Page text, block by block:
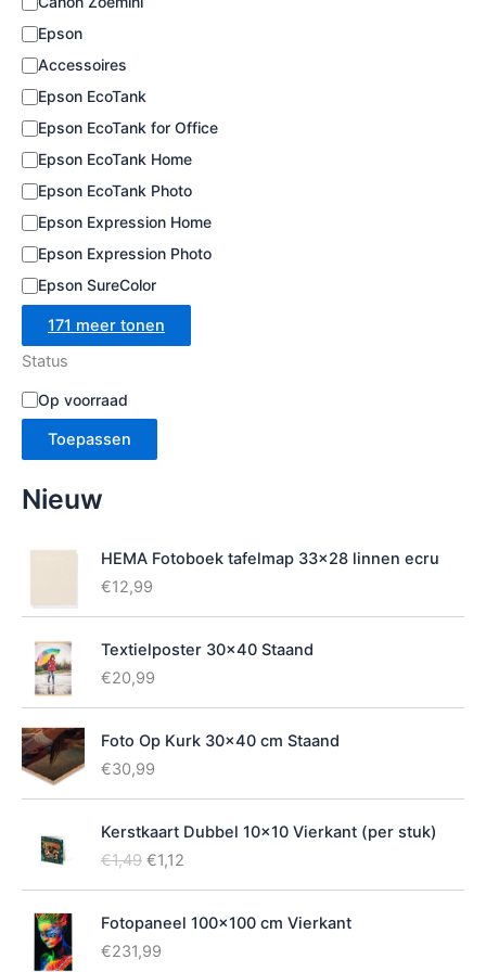
e
Epson
Accessoires
Epson EcoTank
Epson EcoTank for Office
Epson EcoTank Home
Epson EcoTank Photo
Epson Expression Home
Epson Expression Photo
Epson SureColor
171 meer tonen
Status
B
e
c
i
r
Op voorraad
Toepassen
Nieuw
HEMA Fotoboek tafelmap 33x28 linnen ecru
€12,99
Textielposter 30x40 Staand
€20,99
Foto Op Kurk 30x40 cm Staand
€30,99
Kerstkaart Dubbel 10x10 Vierkant (per stuk)
€1,49 O
s
p
€1,12H
d
Fotopaneel 100x100 cm Vierkant
€231,99